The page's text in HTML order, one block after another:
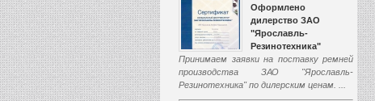
Оформлено
дилерство ЗАО
"Ярославль-
Резинотехника"
Принимаем заявки на поставку ремней
производства ЗАО "Ярославль-
Резинотехника" по дилерским ценам. ...